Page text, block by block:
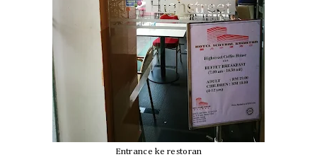
Entrance ke restoran